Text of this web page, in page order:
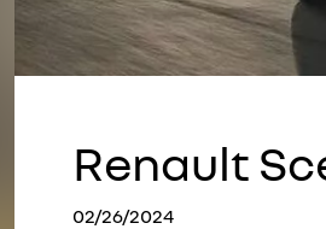
Renault
02/26/2024